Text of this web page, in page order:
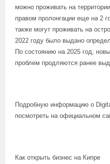
можно проживать на
правом пролонгации еще на 2
также могут проживать на
2022 году было выдано
По состоянию на 2025 год,
проблем продляются ранее
Подробную информацию о
посмотреть на официальном
Как открыть бизнес на Кипре